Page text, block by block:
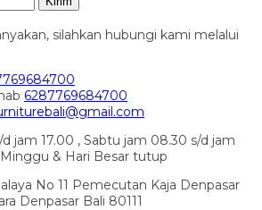
silahkan hubungi kami melalui
6287769684700
jam 17.00 , Sabtu jam 08.30 s/d jam
& Hari Besar tutup
No 11 Pemecutan Kaja Denpasar
Denpasar Bali 80111